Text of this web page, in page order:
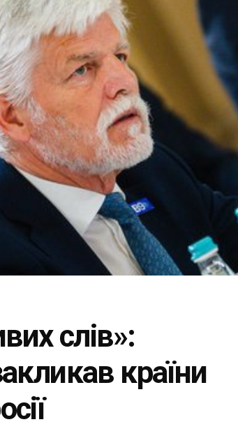
слів»:
країни